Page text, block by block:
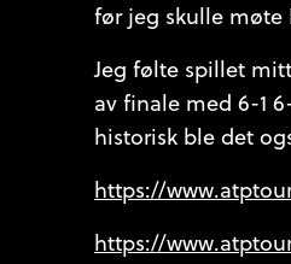
før jeg skulle møte
Jeg følte spillet
av finale med 6-1
historisk ble det
https://
https://